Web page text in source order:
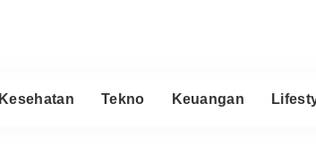
Kesehatan Tekno Keuangan